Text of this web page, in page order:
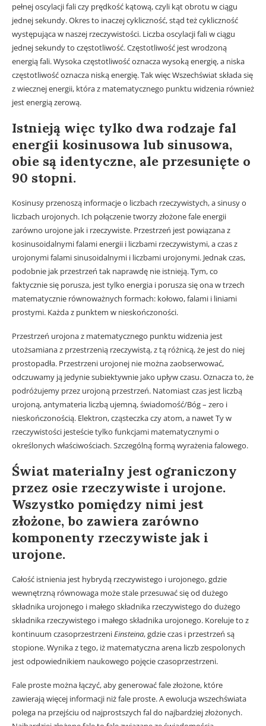
pełnej oscylacji fali czy prędkość kątową, czyli kąt obrotu w ciągu
jednej sekundy. Okres to inaczej cykliczność, stąd też cykliczność
występująca w naszej rzeczywistości. Liczba oscylacji fali w ciągu
jednej sekundy to częstotliwość. Częstotliwość jest wrodzoną
energią fali. Wysoka częstotliwość oznacza wysoką energię, a niska
częstotliwość oznacza niską energię. Tak więc Wszechświat składa się
z wiecznej energii, która z matematycznego punktu widzenia również
jest energią zerową.
Istnieją więc tylko dwa rodzaje fal
energii kosinusowa lub sinusowa,
obie są identyczne, ale przesunięte o
90 stopni.
Kosinusy przenoszą informacje o liczbach rzeczywistych, a sinusy o
liczbach urojonych. Ich połączenie tworzy złożone fale energii
zarówno urojone jak i rzeczywiste. Przestrzeń jest powiązana z
kosinusoidalnymi falami energii i liczbami rzeczywistymi, a czas z
urojonymi falami sinusoidalnymi i liczbami urojonymi. Jednak czas,
podobnie jak przestrzeń tak naprawdę nie istnieją. Tym, co
faktycznie się porusza, jest tylko energia i porusza się ona w trzech
matematycznie równoważnych formach: kołowo, falami i liniami
prostymi. Każda z punktem w nieskończoności.
Przestrzeń urojona z matematycznego punktu widzenia jest
utożsamiana z przestrzenią rzeczywistą, z tą różnicą, że jest do niej
prostopadła. Przestrzeni urojonej nie można zaobserwować,
odczuwamy ją jedynie subiektywnie jako upływ czasu. Oznacza to, że
podróżujemy przez urojoną przestrzeń. Natomiast czas jest liczbą
urojoną, antymateria liczbą ujemną, świadomość/Bóg – zero i
nieskończonością. Elektron, cząsteczka czy atom, a nawet Ty w
rzeczywistości jesteście tylko funkcjami matematycznymi o
określonych właściwościach. Szczególną formą wyrażenia falowego.
Świat materialny jest ograniczony
przez osie rzeczywiste i urojone.
Wszystko pomiędzy nimi jest
złożone, bo zawiera zarówno
komponenty rzeczywiste jak i
urojone.
Całość istnienia jest hybrydą rzeczywistego i urojonego, gdzie
wewnętrzną równowaga może stale przesuwać się od dużego
składnika urojonego i małego składnika rzeczywistego do dużego
składnika rzeczywistego i małego składnika urojonego. Koreluje to z
kontinuum czasoprzestrzeniEinsteina, gdzie czas i przestrzeń są
stopione. Wynika z tego, iż matematyczna arena liczb zespolonych
jest odpowiednikiem naukowego pojęcie czasoprzestrzeni.
Fale proste można łączyć, aby generować fale złożone, które
zawierają więcej informacji niż fale proste. A ewolucja wszechświata
polega na przejściu od najprostszych fal do najbardziej złożonych.